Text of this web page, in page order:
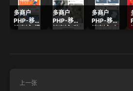
多商户
PHP-移动
端商城-报
多商户
PHP-移动
端商城-种
多商户
PHP-移动
端商城-店
上一张